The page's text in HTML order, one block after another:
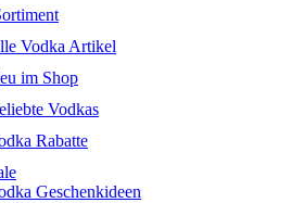
Vodka Artikel
im Shop
Vodkas
Rabatte
Geschenkideen